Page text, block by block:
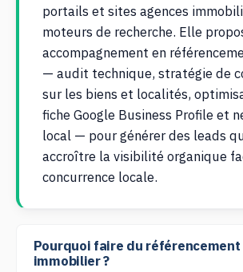
portails et sites agences
moteurs de recherche. Elle
accompagnement en
— audit technique, stratégie de
sur les biens et localités,
fiche Google Business Profile et
local — pour générer des leads
accroître la visibilité organique
concurrence locale.
Pourquoi faire du référencement
immobilier ?